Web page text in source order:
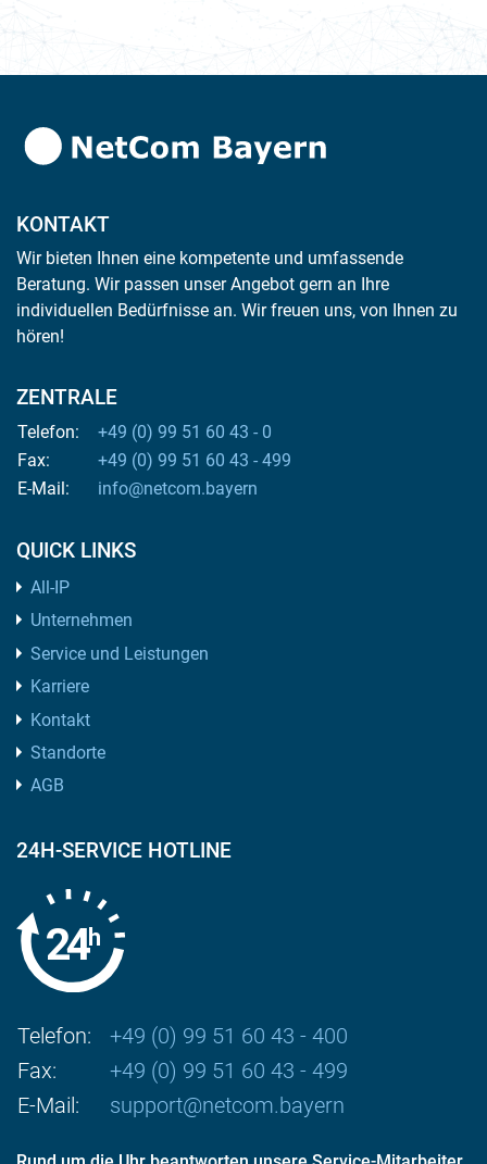
KONTAKT
Wir bieten Ihnen eine kompetente und umfassende
Beratung. Wir passen unser Angebot gern an Ihre
individuellen Bedürfnisse an. Wir freuen uns, von Ihnen zu
hören!
ZENTRALE
Telefon:
+49 (0) 99 51 60 43 - 0
Fax:
+49 (0) 99 51 60 43 - 499
E-Mail:
info@netcom.bayern
QUICK LINKS
All-IP
Unternehmen
Service und Leistungen
Karriere
Kontakt
Standorte
AGB
24H-SERVICE HOTLINE
Telefon:
+49 (0) 99 51 60 43 - 400
Fax:
+49 (0) 99 51 60 43 - 499
E-Mail:
support@netcom.bayern